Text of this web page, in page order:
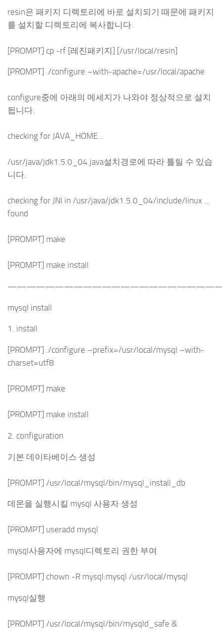
resin은 패키지 디렉토리에 바로 설치되기 때문에 패키지
를 설치할 디렉토리에 복사합니다.
[PROMPT] cp -rf [레진패키지] [/usr/local/resin]
[PROMPT] ./configure –with-apache=/usr/local/apache
configure중에 아래의 메세지가 나와야 정상적으로 설치
됩니다.
checking for JAVA_HOME…
/usr/java/jdk1.5.0_04 java설치경로에 따라 틀릴 수 있습
니다.
checking for JNI in /usr/java/jdk1.5.0_04/include/linux …
found
[PROMPT] make
[PROMPT] make install
mysql install
1. install
[PROMPT] ./configure –prefix=/usr/local/mysql –with-
charset=utf8
[PROMPT] make
[PROMPT] make install
2. configuration
기본 데이타베이스 생성
[PROMPT] /usr/local/mysql/bin/mysql_install_db
데몬을 실행시킬 mysql 사용자 생성
[PROMPT] useradd mysql
mysql사용자에 mysql디렉토리 권한 부여
[PROMPT] chown -R mysql:mysql /usr/local/mysql
mysql실행
[PROMPT] /usr/local/mysql/bin/mysqld_safe &